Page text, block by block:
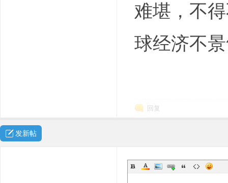
难堪，不
球经济不
回复
发新帖